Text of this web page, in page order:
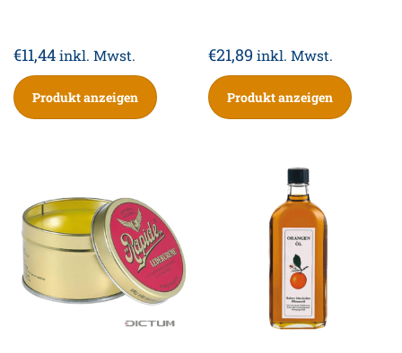
€11,44inkl. Mwst.
Produkt anzeigen
€21,89 inkl. Mwst.
Produkt anzeigen